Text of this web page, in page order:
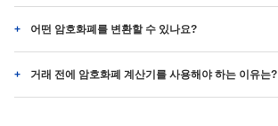
어떤 암호화폐를 변환할 수 있나요?
거래 전에 암호화폐 계산기를 사용해야 하는 이유는?